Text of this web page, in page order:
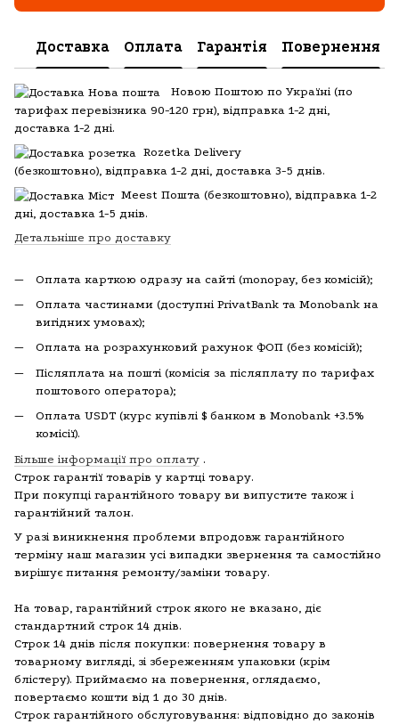
Доставка Оплата Гарантія Повернення
Новою Поштою по Україні (по
тарифах перевізника 90-120 грн), відправка 1-2 дні,
доставка 1-2 дні.
Rozetka Delivery
(безкоштовно), відправка 1-2 дні, доставка 3-5 днів.
Meest Пошта (безкоштовно), відправка 1-2
дні, доставка 1-5 днів.
Детальніше про доставку
Оплата карткою одразу на сайті (monopay, без комісій);
Оплата частинами (доступні PrivatBank та Monobank на
вигідних умовах);
Оплата на розрахунковий рахунок ФОП (без комісій);
Післяплата на пошті (комісія за післяплату по тарифах
поштового оператора);
Оплата USDT (курс купівлі $ банком в Monobank +3.5%
комісії).
Більше інформації про оплату .
Строк гарантії товарів у картці товару.
При покупці гарантійного товару ви випустите також і
гарантійний талон.
У разі виникнення проблеми впродовж гарантійного
терміну наш магазин усі випадки звернення та самостійно
вирішує питання ремонту/заміни товару.
На товар, гарантійний строк якого не вказано, діє
стандартний строк 14 днів.
Строк 14 днів після покупки: повернення товару в
товарному вигляді, зі збереженням упаковки (крім
блістеру). Приймаємо на повернення, оглядаємо,
повертаємо кошти від 1 до 30 днів.
Строк гарантійного обслуговування: відповідно до законів